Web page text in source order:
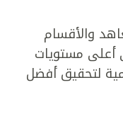
والأقسام
مستويات
لتحقيق أفضل